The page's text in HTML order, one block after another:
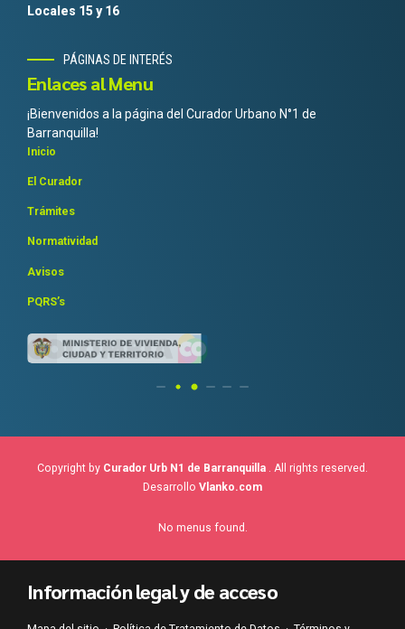
Locales 15 y 16
PÁGINAS DE INTERÉS
Enlaces al Menu
¡Bienvenidos a la página del Curador Urbano N°1 de
Barranquilla!
Inicio
El Curador
Trámites
Normatividad
Avisos
PQRS’s
Copyright by Curador Urb N1 de Barranquilla . All rights reserved.
Desarrollo Vlanko.com
No menus found.
Información legal y de acceso